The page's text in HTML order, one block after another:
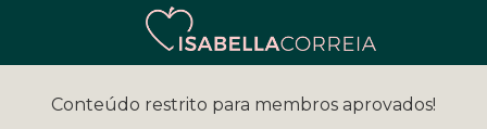
Conteúdo restrito para membros aprovados!